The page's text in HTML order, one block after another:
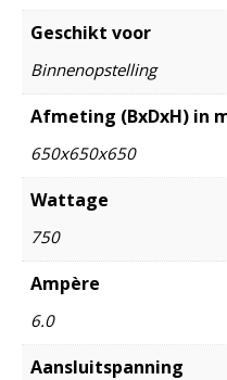
Geschikt voor
Binnenopstelling
Afmeting (BxDxH) in
650x650x650
Wattage
750
Ampère
6.0
Aansluitspanning